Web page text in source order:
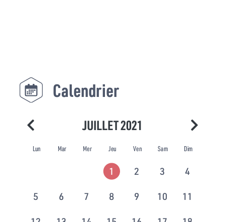
Calendrier
JUILLET 2021
Lun Mar Mer Jeu Ven Sam Dim
1 2 3 4
5 6 7 8 9 10 11